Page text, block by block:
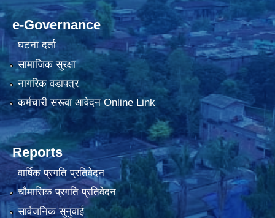
e-Governance
घटना दर्ता
सामाजिक सुरक्षा
नागरिक वडापत्र
कर्मचारी सरूवा आवेदन Online Link
Reports
वार्षिक प्रगति प्रतिवेदन
चौमासिक प्रगति प्रतिवेदन
सार्वजनिक सुनुवाई